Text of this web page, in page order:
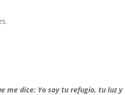
me dice: Yo soy tu refugio, tu luz y